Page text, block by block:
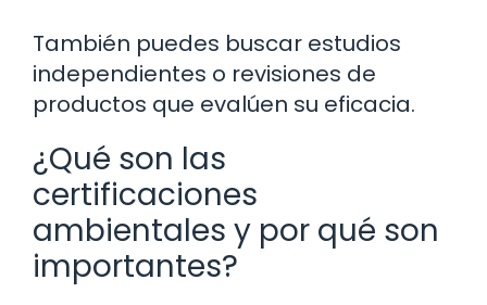
También puedes buscar estudios
independientes o revisiones de
productos que evalúen su eficacia.
¿Qué son las
certificaciones
ambientales y por qué son
importantes?